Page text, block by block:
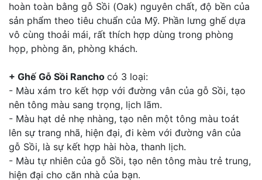
hoàn toàn bằng gỗ Sồi (Oak) nguyên chất, độ bền của
sản phẩm theo tiêu chuẩn của Mỹ. Phần lưng ghế dựa
vô cùng thoải mái, rất thích hợp dùng trong phòng
họp, phòng ăn, phòng khách.
+ Ghế Gỗ Sồi Rancho có 3 loại:
- Màu xám tro kết hợp với đường vân của gỗ Sồi, tạo
nên tông màu sang trọng, lịch lãm.
- Màu hạt dẻ nhẹ nhàng, tạo nên một tông màu toát
lên sự trang nhã, hiện đại, đi kèm với đường vân của
gỗ Sồi, là sự kết hợp hài hòa, thanh lịch.
- Màu tự nhiên của gỗ Sồi, tạo nên tông màu trẻ trung,
hiện đại cho căn nhà của bạn.